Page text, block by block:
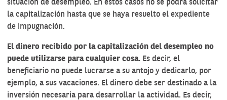
situación de desempleo. En estos casos no se podrá solicitar
la capitalización hasta que se haya resuelto el expediente
de impugnación.
El dinero recibido por la capitalización del desempleo no
puede utilizarse para cualquier cosa. Es decir, el
beneficiario no puede lucrarse a su antojo y dedicarlo, por
ejemplo, a sus vacaciones. El dinero debe ser destinado a la
inversión necesaria para desarrollar la actividad. Es decir,